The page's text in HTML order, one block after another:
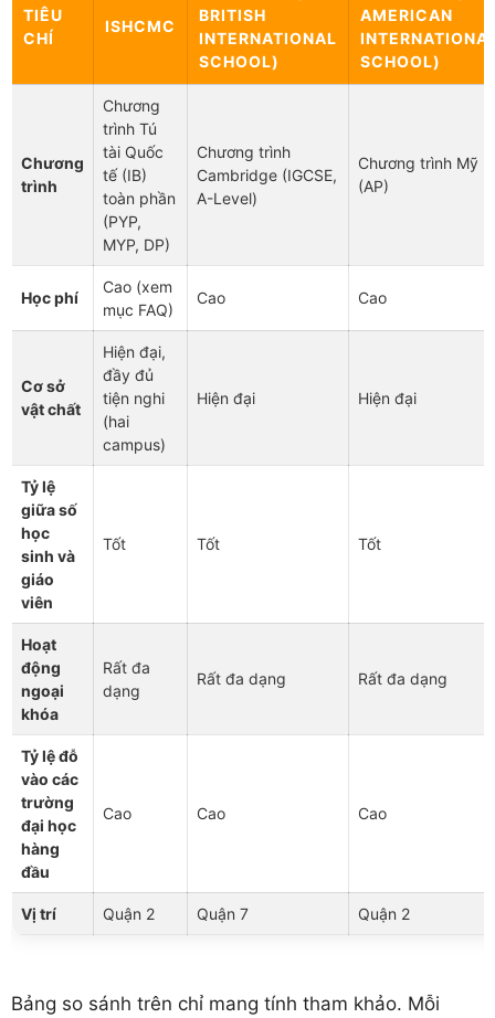
TIÊU
CHÍ
ISHCMC
BRITISH
INTERNATIONAL
SCHOOL)
AMERICAN
SCHOOL)
Chương
trình
Chương
trình Tú
tài Quốc
tế (IB)
toàn phần
(PYP,
MYP, DP)
Chương trình
Cambridge (IGCSE,
A-Level)
Chương trình Mỹ
(AP)
Học phí
Cao (xem
mục FAQ)
Cao Cao
Cơ sở
vật chất
Hiện đại,
đầy đủ
tiện nghi
(hai
campus)
Hiện đại Hiện đại
Tỷ lệ
giữa số
học
sinh và
giáo
viên
Tốt Tốt Tốt
Hoạt
động
ngoại
khóa
Rất đa
dạng
Rất đa dạng Rất đa dạng
Tỷ lệ đỗ
vào các
trường
đại học
hàng
đầu
Cao Cao Cao
Vị trí Quận 2 Quận 7 Quận 2
Bảng so sánh trên chỉ mang tính tham khảo. Mỗi